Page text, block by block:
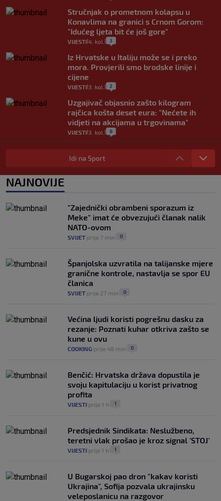
Stručnjak o prometnom kolapsu u
Konavlima na granici s Crnom Gorom:
"Idućeg ljeta bit će još gore"
VIJESTI 4. kol. 3
Iz Hrvatske u Italiju može se i preko
mora. Provjerili smo brodske linije i
cijene
VIJESTI 3. kol. 2
Uzgajivač objasnio zašto kilogram
rajčica košta deset eura: "Nećete ih
vidjeti na akcijama u trgovinama"
VIJESTI 3. kol. 8
Selidba je jedno od stresnijih iskustava.
Evo aktualnih cijena i nekoliko savjeta
0
automobilom na Hvar iz Zagreba, a
koliko iz Osijeka
14
Idi na Sport
NAJNOVIJE
"Zajednički obrambeni sporazum iz
Meke" imat će obvezujući članak nalik
NATO-ovom
SVIJET prije 7 min 0
Španjolska uzvratila na talijanske mjere
granične kontrole, nastavlja se spor EU
članica
SVIJET prije 27 min 0
Većina ljudi koristi pogrešnu dasku za
rezanje: Poznati kuhar otkriva zašto se
kune u ovu
COOKING prije 48 min 0
Benčić: Hrvatska država dopustila je
svoju kapitulaciju u korist privatnog
profita
VIJESTI prije 1 h 1
Predsjednik Sindikata: Neslužbeno,
teretni vlak prošao je kroz signal 'STOJ'
VIJESTI prije 1 h 1
U Bugarskoj pao dron "kakav koristi
Ukrajina", Sofija pozvala ukrajinsku
veleposlanicu na razgovor